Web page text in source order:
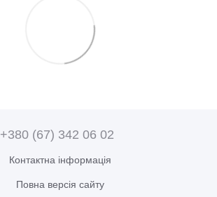
+380 (67) 342 06 02
Контактна інформація
Повна версія сайту